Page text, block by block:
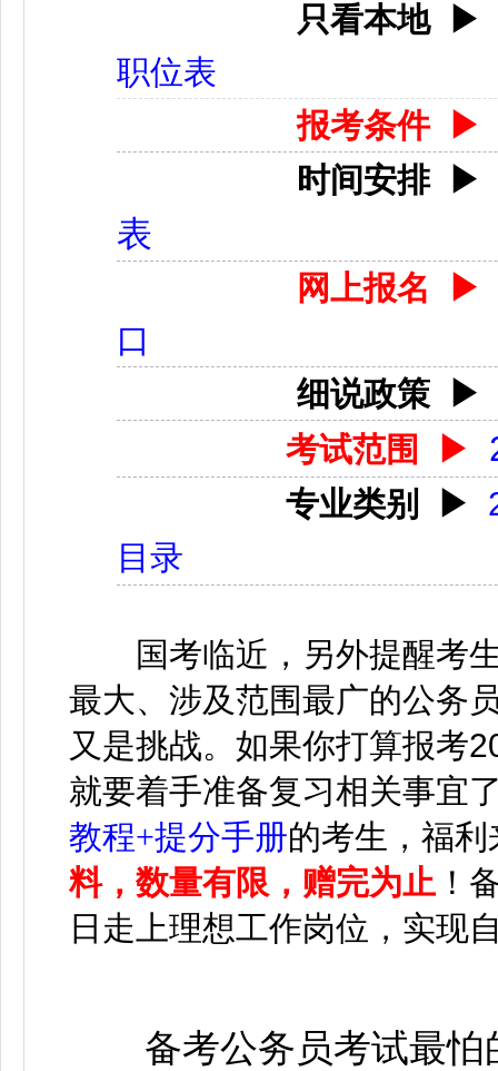
只看本地
▶
职位表
报考条件
▶
时间安排
▶
表
网上报名
▶
口
细说政策
▶
考试范围
▶
专业类别 ▶
目录
国考临近，另外提醒考生
最大、涉及范围最广的公务
又是挑战。如果你打算报考
就要着手准备复习相关事宜
教程+提分手册的考生，福利
料，数量有限，赠完为止 ！
日走上理想工作岗位，实现
备考公务员考试最怕